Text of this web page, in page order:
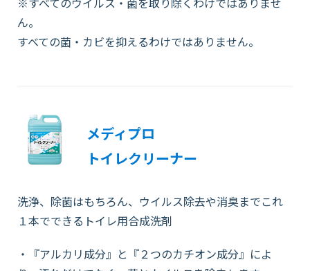
ん。
すべての菌・カビを抑えるわけではありません。
メディプロ
トイレクリーナー
洗浄、除菌はもちろん、ウイルス除去や消臭までこれ
１本でできるトイレ用合成洗剤
・『アルカリ成分』と『２つのカチオン成分』によ